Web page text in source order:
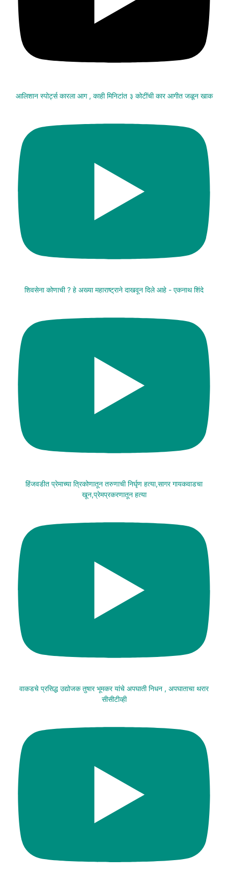
आलिशान स्पोर्ट्स कारला आग , काही मिनिटांत ३ कोटींची कार आगीत जळून खाक
शिवसेना कोणाची ? हे अख्या महाराष्ट्राने दाखवून दिले आहे - एकनाथ शिंदे
हिंजवडीत प्रेमाच्या त्रिकोणातून तरुणाची निर्घृण हत्या,सागर गायकवाडचा
खून,प्रेमप्रकरणातून हत्या
वाकडचे प्रसिद्ध उद्योजक तुषार भूमकर यांचे अपघाती निधन , अपघाताचा थरार
सीसीटीव्ही